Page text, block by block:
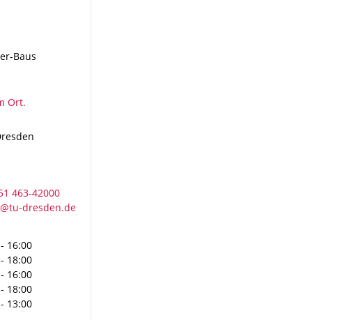
Baus
Ort.
16:00
18:00
16:00
18:00
13:00